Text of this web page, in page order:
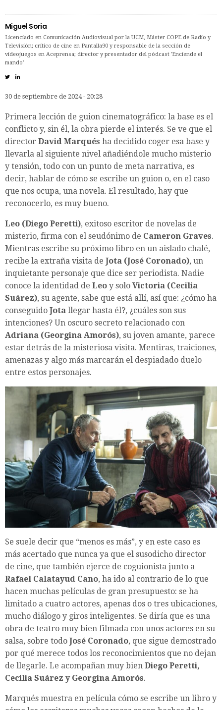
Miguel Soria
Licenciado en Comunicación Audiovisual por la UCM, Máster COPE de Radio y
Televisión; crítico de cine en Pantalla90 y responsable de la sección de
videojuegos en Aceprensa; director y presentador del pódcast 'Enciende el
mando'
30 de septiembre de 2024 - 20:28
Primera lección de guion cinematográfico: la base es el
conflicto y, sin él, la obra pierde el interés. Se ve que el
director David Marqués ha decidido coger esa base y
llevarla al siguiente nivel añadiéndole mucho misterio
y tensión, todo con un punto de meta narrativa, es
decir, hablar de cómo se escribe un guion o, en el caso
que nos ocupa, una novela. El resultado, hay que
reconocerlo, es muy bueno.
Leo (Diego Peretti), exitoso escritor de novelas de
misterio, firma con el seudónimo de Cameron Graves.
Mientras escribe su próximo libro en un aislado chalé,
recibe la extraña visita de Jota (José Coronado), un
inquietante personaje que dice ser periodista. Nadie
conoce la identidad de Leo y solo Victoria (Cecilia
Suárez), su agente, sabe que está allí, así que: ¿cómo ha
conseguido Jota llegar hasta él?, ¿cuáles son sus
intenciones? Un oscuro secreto relacionado con
Adriana (Georgina Amorós), su joven amante, parece
estar detrás de la misteriosa visita. Mentiras, traiciones,
amenazas y algo más marcarán el despiadado duelo
entre estos personajes.
Se suele decir que “menos es más”, y en este caso es
más acertado que nunca ya que el susodicho director
de cine, que también ejerce de coguionista junto a
Rafael Calatayud Cano, ha ido al contrario de lo que
hacen muchas películas de gran presupuesto: se ha
limitado a cuatro actores, apenas dos o tres ubicaciones,
mucho diálogo y giros inteligentes. Se diría que es una
obra de teatro muy bien filmada con unos actores en su
salsa, sobre todo José Coronado, que sigue demostrado
por qué merece todos los reconocimientos que no dejan
de llegarle. Le acompañan muy bien Diego Peretti,
Cecilia Suárez y Georgina Amorós.
Marqués muestra en película cómo se escribe un libro y